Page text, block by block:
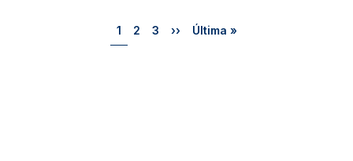
Página
1 Página
2 Página
3 Próxima página
›› Última página
Última »